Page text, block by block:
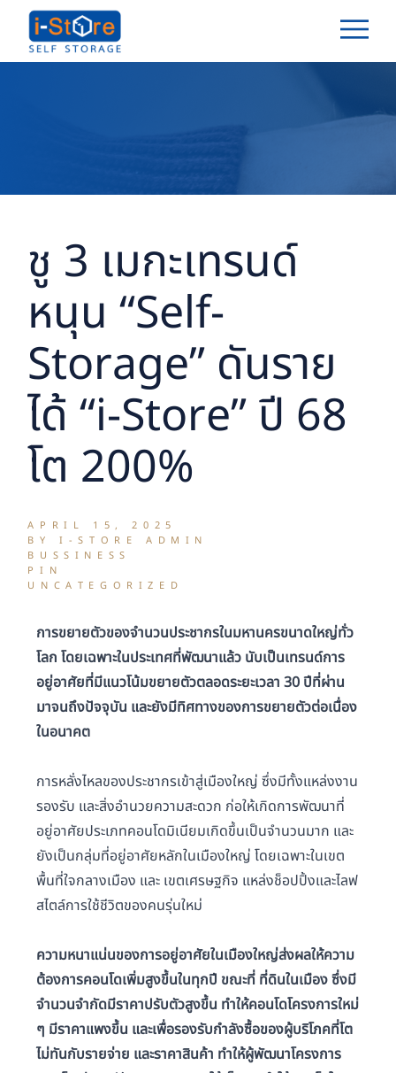
ชู 3 เมกะเทรนด์
หนุน “Self-
Storage” ดันราย
ได้ “i-Store” ปี 68
โต 200%
APRIL 15, 2025
BY I-STORE ADMIN
BUSSINESS
PIN
UNCATEGORIZED
การขยายตัวของจำนวนประชากรในมหานครขนาดใหญ่ทั่ว
โลก โดยเฉพาะในประเทศที่พัฒนาแล้ว นับเป็นเทรนด์การ
อยู่อาศัยที่มีแนวโน้มขยายตัวตลอดระยะเวลา 30 ปีที่ผ่าน
มาจนถึงปัจจุบัน และยังมีทิศทางของการขยายตัวต่อเนื่อง
ในอนาคต
การหลั่งไหลของประชากรเข้าสู่เมืองใหญ่ ซึ่งมีทั้งแหล่งงาน
รองรับ และสิ่งอำนวยความสะดวก ก่อให้เกิดการพัฒนาที่
อยู่อาศัยประเภทคอนโดมิเนียมเกิดขึ้นเป็นจำนวนมาก และ
ยังเป็นกลุ่มที่อยู่อาศัยหลักในเมืองใหญ่ โดยเฉพาะในเขต
พื้นที่ใจกลางเมือง และ เขตเศรษฐกิจ แหล่งช็อปปิ้งและไลฟ
สไตล์การใช้ชีวิตของคนรุ่นใหม่
ความหนาแน่นของการอยู่อาศัยในเมืองใหญ่ส่งผลให้ความ
ต้องการคอนโดเพิ่มสูงขึ้นในทุกปี ขณะที่ ที่ดินในเมือง ซึ่งมี
จำนวนจำกัดมีราคาปรับตัวสูงขึ้น ทำให้คอนโดโครงการใหม่
ๆ มีราคาแพงขึ้น และเพื่อรองรับกำลังซื้อของผู้บริโภคที่โต
ไม่ทันกับรายจ่าย และราคาสินค้า ทำให้ผู้พัฒนาโครงการ